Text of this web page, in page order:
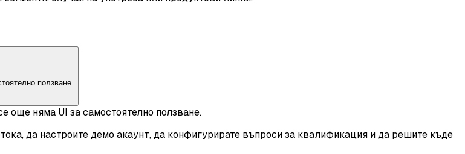
ползване.
още няма UI за самостоятелно ползване.
да настроите демо акаунт, да конфигурирате въпроси за квалификация и да решите къде